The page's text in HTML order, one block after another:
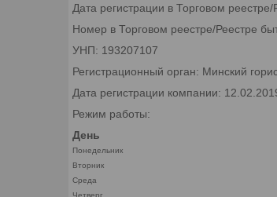
Дата регистрации в Торговом
Номер в Торговом реестре/Реестре
УНП: 193207107
Регистрационный орган: Минский
Дата регистрации компании:
Режим работы:
День
Понедельник
Вторник
Среда
Четверг